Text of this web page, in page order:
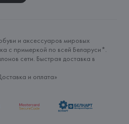
и аксессуаров мировых
с примеркой по всей Беларуси*.
сети. Быстрая доставка в
и оплата»